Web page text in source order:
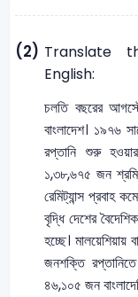
(2) Translate
English:
চলতি বছরের
বাংলাদেশ। ১৯৭৬
রপ্তানি শুরু
১,৩৮,৬৭৫ জন
রেমিট্যান্স প্রবাহ
বৃদ্ধি দেশের
হচ্ছে। মালয়েশিয়ায়
জনশক্তি
৪৬,১০৫ জন